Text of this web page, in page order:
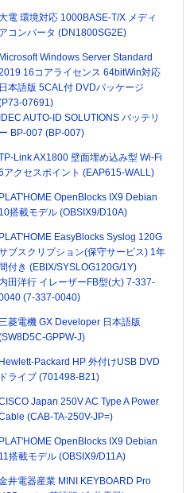
電 環境対応 1000BASE-T/X メディ
アコンバータ (DN1800SG2E)
Microsoft Windows Server Standard
16コアライセンス 64bitWin対応
日本語版 5CAL付 DVDパッケージ
07691)
IDEC AUTO-ID SOLUTIONS バッテリ
ー BP-007 (BP-007)
Link AX1800 壁面埋め込み型 Wi-Fi
アクセスポイント (EAP615-WALL)
PLAT'HOME OpenBlocks IX9 Debian
10搭載モデル (OBSIX9/D10A)
PLAT'HOME EasyBlocks Syslog 120G
ブスクリプション(保守サービス) 1年
間付き (EBIX/SYSLOG120G/1Y)
内田洋行 イレーザーFB型(大) 7-337-
(7-337-0040)
菱電機 GX Developer 日本語版
GPPW-J)
Hewlett-Packard HP 外付けUSB DVD
ドライブ (701498-B21)
Japan 250V AC Type A Power
(CAB-TA-250V-JP=)
PLAT'HOME OpenBlocks IX9 Debian
11搭載モデル (OBSIX9/D11A)
井電器産業 MINI KEYBOARD Pro